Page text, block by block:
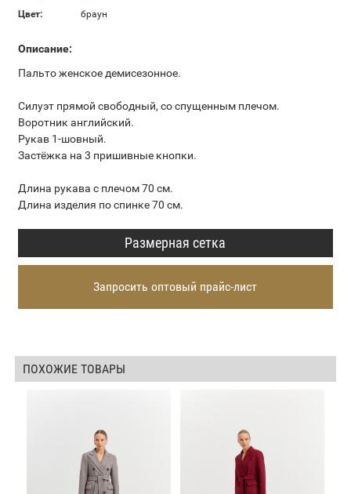
Цвет:
браун
Описание:
Пальто женское демисезонное.
Силуэт прямой свободный, со спущенным плечом.
Воротник английский.
Рукав 1-шовный.
Застёжка на 3 пришивные кнопки.
Длина рукава с плечом 70 см.
Длина изделия по спинке 70 см.
Размерная сетка
Запросить оптовый прайс-лист
ПОХОЖИЕ ТОВАРЫ